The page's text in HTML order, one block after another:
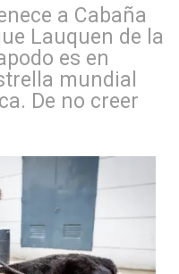
a Cabaña
Lauquen de la
es en
mundial
De no creer